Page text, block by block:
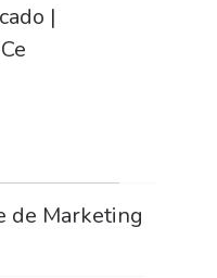
|
de Marketing